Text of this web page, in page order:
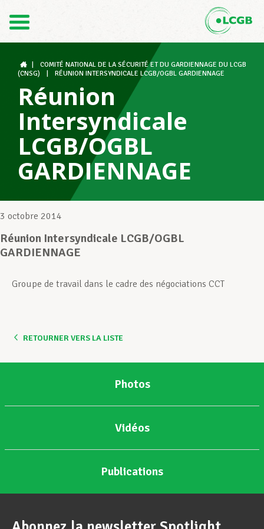
DE
Le LCGB
Structures syndicales
Assistance au Travail
Vos droits
Développement professionnel
Devenir Membre
COMITÉ NATIONAL DE LA SÉCURITÉ ET DU GARDIENNAGE DU LCGB
(CNSG)
RÉUNION INTERSYNDICALE LCGB/OGBL GARDIENNAGE
Réunion
Intersyndicale
LCGB/OGBL
GARDIENNAGE
3 octobre 2014
Réunion Intersyndicale LCGB/OGBL
GARDIENNAGE
Groupe de travail dans le cadre des négociations CCT
RETOURNER VERS LA LISTE
Photos
Vidéos
Publications